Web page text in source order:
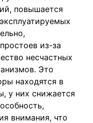
повышается
из-за
несчастных
Это
находятся в
у них снижается
внимания, что